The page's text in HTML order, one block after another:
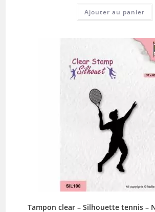
Ajouter au panier
Tampon clear – Silhouette tennis –